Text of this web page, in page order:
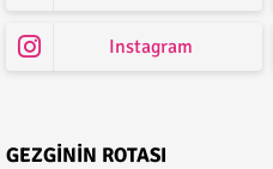
Instagram
GEZGININ ROTASI